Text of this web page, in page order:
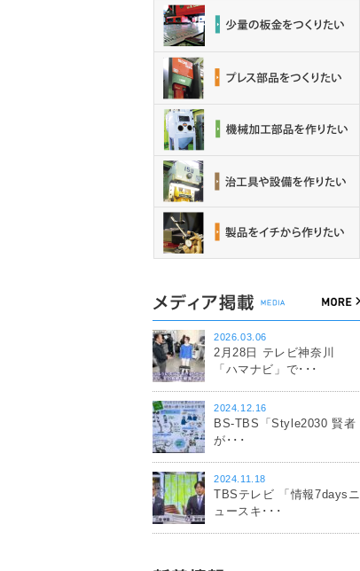
2026.03.06
2月28日 テレビ神奈川
「ハマナビ」で･･･
2024.12.16
BS-TBS「Style2030 賢者
が･･･
2024.11.18
TBSテレビ 「情報7daysニ
ュースキ･･･